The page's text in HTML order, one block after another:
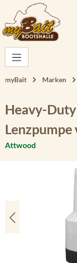
Zum Hauptinhalt
myBait Marken
Heavy-
Attwood
Bildergalerie